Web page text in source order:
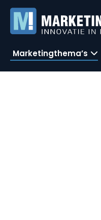
Marketingthema’s